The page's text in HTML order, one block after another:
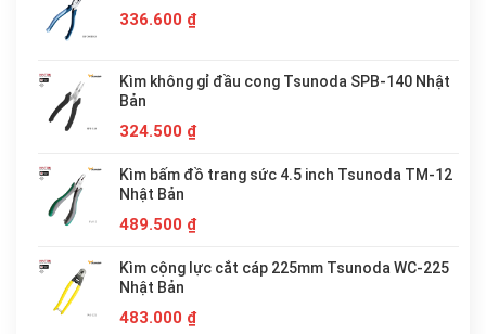
336.600 ₫
Kìm không gỉ đầu cong Tsunoda SPB-140 Nhật
Bản
324.500 ₫
Kìm bấm đồ trang sức 4.5 inch Tsunoda TM-12
Nhật Bản
489.500 ₫
Kìm cộng lực cắt cáp 225mm Tsunoda WC-225
Nhật Bản
483.000 ₫